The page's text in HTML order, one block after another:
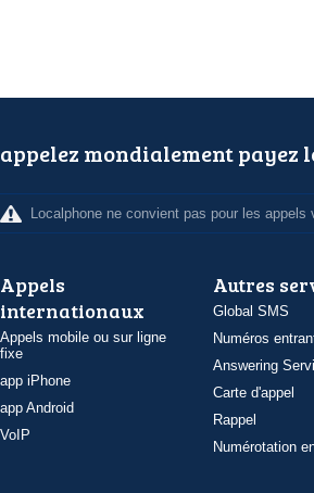
appelez mondialement payez
Localphone ne convient pas pour les
Appels
internationaux
Appels mobile ou sur ligne
fixe
app iPhone
app Android
VoIP
Autres
Global SMS
Numéros
Answering
Carte d'appel
Rappel
Numérotation